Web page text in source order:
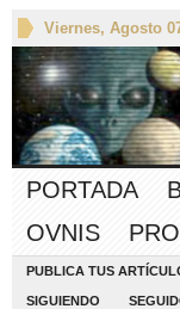
Viernes, Agosto
PORTADA
OVNIS
PUBLICA TUS
SIGUIENDO